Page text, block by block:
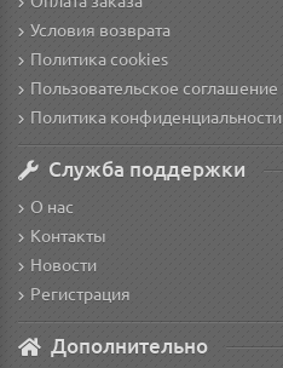
Условия возврата
Политика cookies
Пользовательское соглашение
Политика конфиденциальности
Служба поддержки
О нас
Контакты
Новости
Регистрация
Дополнительно